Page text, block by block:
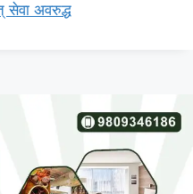
सेवा अवरुद्ध